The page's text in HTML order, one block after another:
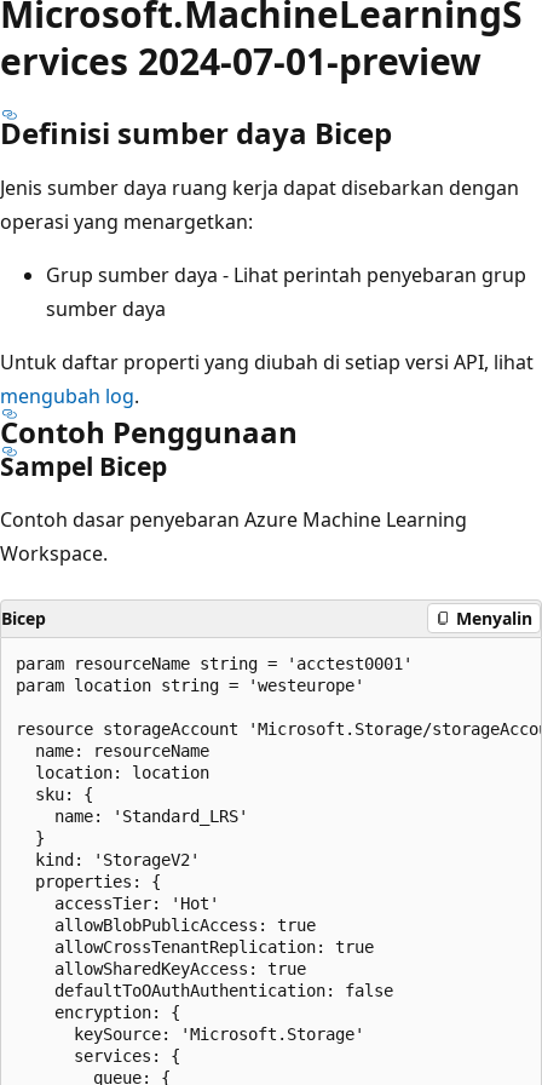
Microsoft.MachineLearningS
ervices 2024-07-01-preview
Definisi sumber daya Bicep
Jenis sumber daya ruang kerja dapat disebarkan dengan
operasi yang menargetkan:
Grup sumber daya - Lihat perintah penyebaran grup
sumber daya
Untuk daftar properti yang diubah di setiap versi API, lihat
mengubah log.
Contoh Penggunaan
Sampel Bicep
Contoh dasar penyebaran Azure Machine Learning
Workspace.
Bicep Menyalin
param resourceName string = 'acctest0001'
param location string = 'westeurope'
resource storageAccount 'Microsoft.Storage/
  name: resourceName
  location: location
  sku: {
    name: 'Standard_LRS'
  }
  kind: 'StorageV2'
  properties: {
    accessTier: 'Hot'
    allowBlobPublicAccess: true
    allowCrossTenantReplication: true
    allowSharedKeyAccess: true
    defaultToOAuthAuthentication: false
    encryption: {
      keySource: 'Microsoft.Storage'
      services: {
        queue: {